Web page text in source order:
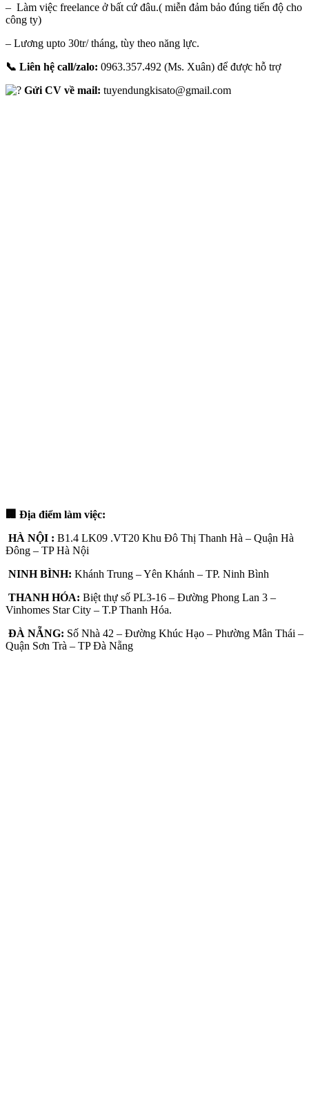
– Làm việc freelance ở bất cứ đâu.( miễn đảm bảo đúng tiến độ cho
công ty)
– Lương upto 30tr/ tháng, tùy theo năng lực.
📞 Liên hệ call/zalo: 0963.357.492 (Ms. Xuân) để được hỗ trợ
Gửi CV về mail: tuyendungkisato@gmail.com
🏢 Địa điểm làm việc:
HÀ NỘI : B1.4 LK09 .VT20 Khu Đô Thị Thanh Hà – Quận Hà
Đông – TP Hà Nội
NINH BÌNH: Khánh Trung – Yên Khánh – TP. Ninh Bình
THANH HÓA: Biệt thự số PL3-16 – Đường Phong Lan 3 –
Vinhomes Star City – T.P Thanh Hóa.
ĐÀ NẴNG: Số Nhà 42 – Đường Khúc Hạo – Phường Mân Thái –
Quận Sơn Trà – TP Đà Nẵng